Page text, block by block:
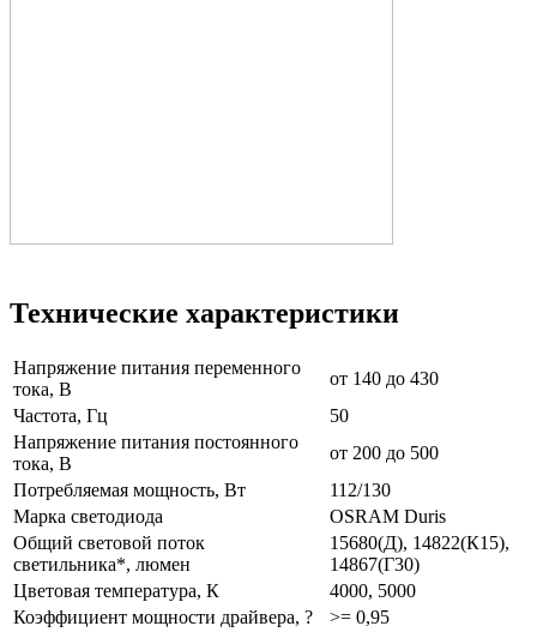
Технические характеристики
Напряжение питания переменного
тока, В
от 140 до 430
Частота, Гц
50
Напряжение питания постоянного
тока, В
от 200 до 500
Потребляемая мощность, Вт
112/130
Марка светодиода
OSRAM Duris
Общий световой поток
светильника*, люмен
15680(Д), 14822(К15),
14867(Г30)
Цветовая температура, К
4000, 5000
Коэффициент мощности драйвера, ?
>= 0,95